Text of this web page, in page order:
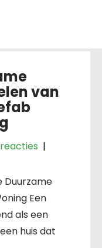
van
|
Duurzame
Een
als een
huis dat